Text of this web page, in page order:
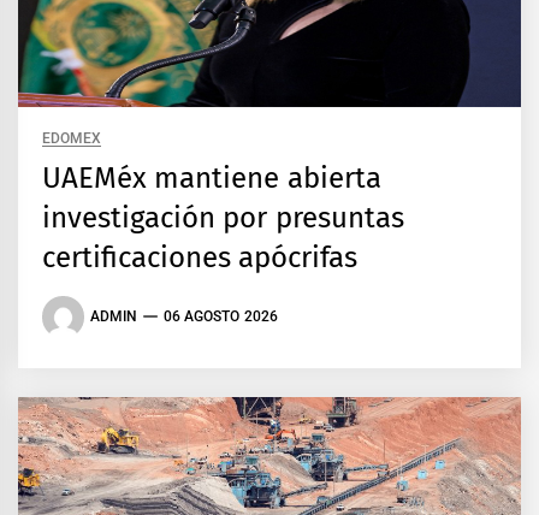
EDOMEX
UAEMéx mantiene abierta
investigación por presuntas
certificaciones apócrifas
ADMIN 06 AGOSTO 2026